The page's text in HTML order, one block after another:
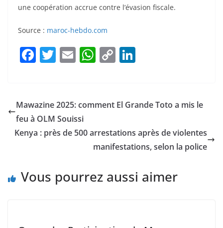
une coopération accrue contre l’évasion fiscale.
Source : maroc-hebdo.com
F
e
b
o
T
er
E
l
W
s
p
p
C
y
n
k
e
n
Mawazine 2025: comment El Grande Toto a mis le
feu à OLM Souissi
Kenya : près de 500 arrestations après de violentes
manifestations, selon la police
Vous pourrez aussi aimer